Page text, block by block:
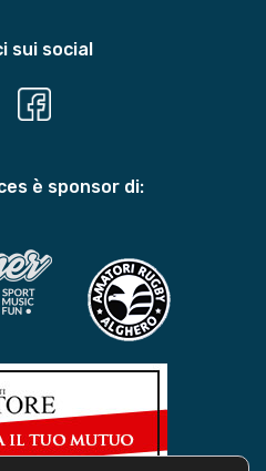
sui social
è sponsor di: